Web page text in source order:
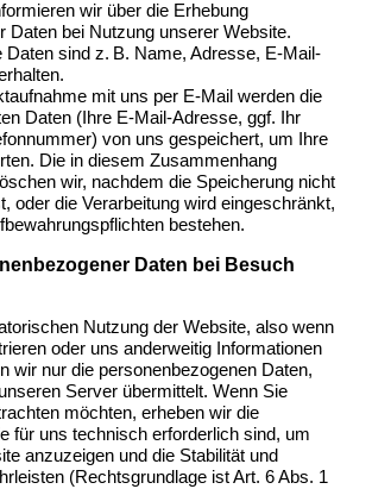
wir über die Erhebung
Daten bei Nutzung unserer Website.
Daten sind z. B. Name, Adresse, E-Mail-
mit uns per E-Mail werden die
Daten (Ihre E-Mail-Adresse, ggf. Ihr
von uns gespeichert, um Ihre
Die in diesem Zusammenhang
wir, nachdem die Speicherung nicht
oder die Verarbeitung wird eingeschränkt,
bestehen.
Daten bei Besuch
Nutzung der Website, also wenn
oder uns anderweitig Informationen
wir nur die personenbezogenen Daten,
Server übermittelt. Wenn Sie
möchten, erheben wir die
für uns technisch erforderlich sind, um
anzuzeigen und die Stabilität und
(Rechtsgrundlage ist Art. 6 Abs. 1